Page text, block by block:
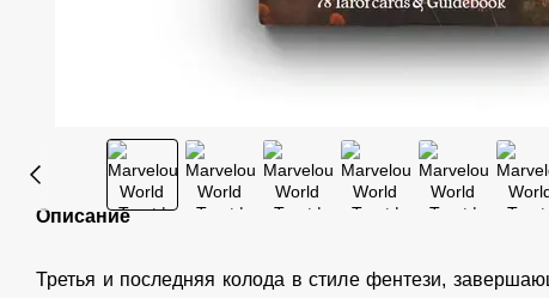
Описание
Третья и последняя колода в стиле фентези,